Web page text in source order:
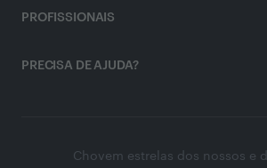
PROFISSIONAIS
PRECISA DE AJUDA?
Chovem estrelas dos nossos e